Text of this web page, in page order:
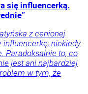
się influencerką.
z cenionej
influencerkę, niekiedy
Paradoksalnie to, co
jest ani najbardziej
w tym, że